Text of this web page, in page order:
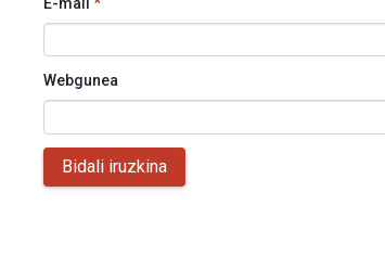
Webgunea
Bidali iruzkina